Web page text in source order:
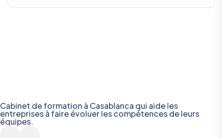
Cabinet de formation à Casablanca qui aide les
entreprises à faire évoluer les compétences de leurs
équipes.